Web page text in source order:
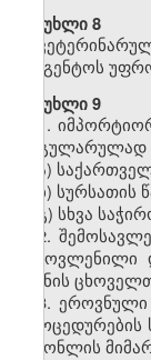
მუხლი 8
სააგენტოს
მუხლი 9
1.
რეგულარულად
ა)
ბ) სურსათის
გ) სხვა
2.
უქმნის
3.
საქონლის